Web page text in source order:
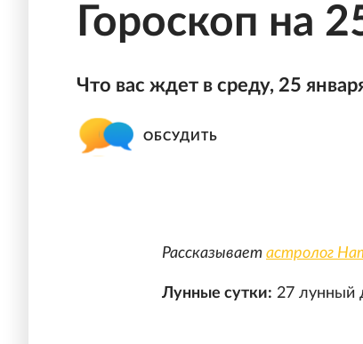
Гороскоп на
Что вас ждет в среду, 25
ОБСУДИТЬ
Рассказывает астролог
Лунные сутки: 27 лунный